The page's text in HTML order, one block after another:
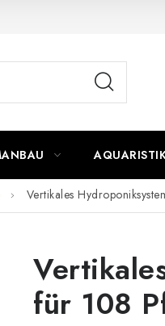
Vertikales
für 108